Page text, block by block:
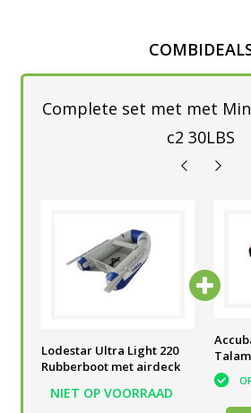
Complete set met met
c2 30LBS
Lodestar Ultra Light 220
Rubberboot met airdeck
NIET OP VOORRAAD
C2 Fluistermotor